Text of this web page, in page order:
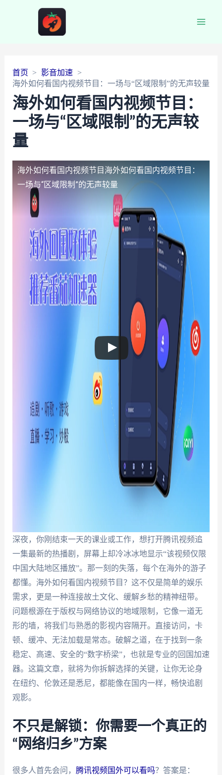
首页
影音加速
海外如何看国内视频节目：一场与“区域限制”的无声较量
海外如何看国内视频节目：
一场与“区域限制”的无声较
量
海外如何看国内视频节目 海外如何看国内视频节目：
一场与“区域限制”的无声较量
深夜，你刚结束一天的课业或工作，想打开腾讯视频追
一集最新的热播剧，屏幕上却冷冰冰地显示“该视频仅限
中国大陆地区播放”。那一刻的失落，每个在海外的游子
都懂。海外如何看国内视频节目？这不仅是简单的娱乐
需求，更是一种连接故土文化、缓解乡愁的精神纽带。
问题根源在于版权与网络协议的地域限制，它像一道无
形的墙，将我们与熟悉的影视内容隔开。直接访问，卡
顿、缓冲、无法加载是常态。破解之道，在于找到一条
稳定、高速、安全的“数字桥梁”，也就是专业的回国加速
器。这篇文章，就将为你拆解选择的关键，让你无论身
在纽约、伦敦还是悉尼，都能像在国内一样，畅快追剧
观影。
不只是解锁：你需要一个真正的
“网络归乡”方案
很多人首先会问， 腾讯视频国外可以看吗？答案是：